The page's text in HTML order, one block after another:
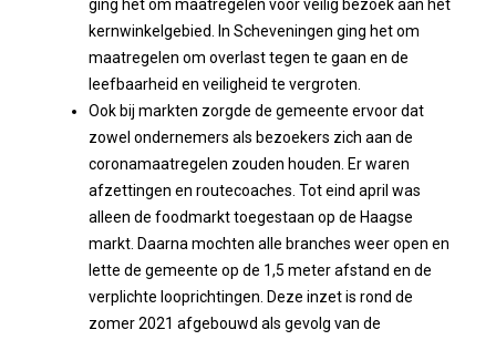
ging het om maatregelen voor veilig bezoek aan het
kernwinkelgebied. In Scheveningen ging het om
maatregelen om overlast tegen te gaan en de
leefbaarheid en veiligheid te vergroten.
Ook bij markten zorgde de gemeente ervoor dat
zowel ondernemers als bezoekers zich aan de
coronamaatregelen zouden houden. Er waren
afzettingen en routecoaches. Tot eind april was
alleen de foodmarkt toegestaan op de Haagse
markt. Daarna mochten alle branches weer open en
lette de gemeente op de 1,5 meter afstand en de
verplichte looprichtingen. Deze inzet is rond de
zomer 2021 afgebouwd als gevolg van de